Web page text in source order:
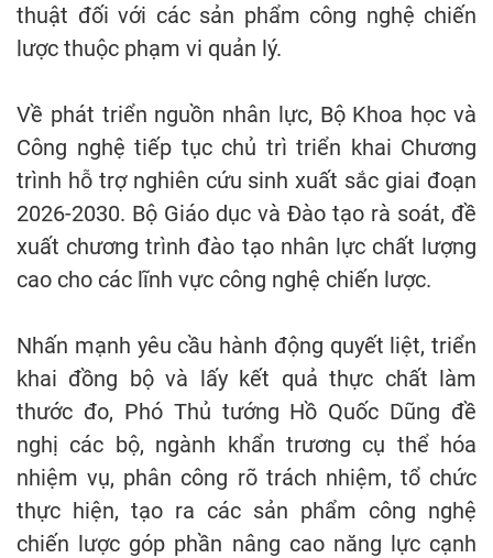
thuật đối với các sản phẩm công nghệ chiến
lược thuộc phạm vi quản lý.
Về phát triển nguồn nhân lực, Bộ Khoa học và
Công nghệ tiếp tục chủ trì triển khai Chương
trình hỗ trợ nghiên cứu sinh xuất sắc giai đoạn
2026-2030. Bộ Giáo dục và Đào tạo rà soát, đề
xuất chương trình đào tạo nhân lực chất lượng
cao cho các lĩnh vực công nghệ chiến lược.
Nhấn mạnh yêu cầu hành động quyết liệt, triển
khai đồng bộ và lấy kết quả thực chất làm
thước đo, Phó Thủ tướng Hồ Quốc Dũng đề
nghị các bộ, ngành khẩn trương cụ thể hóa
nhiệm vụ, phân công rõ trách nhiệm, tổ chức
thực hiện, tạo ra các sản phẩm công nghệ
chiến lược góp phần nâng cao năng lực cạnh